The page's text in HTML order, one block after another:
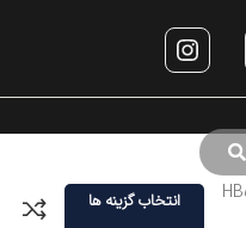
انتخاب گزینه ها